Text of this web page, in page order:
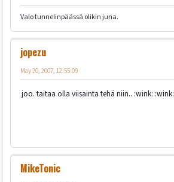
Valo tunnelinpäässä olikin juna.
jopezu
May 20, 2007, 12:55:09
joo. taitaa olla viisainta tehä niin.. :wink: :wink:
MikeTonic